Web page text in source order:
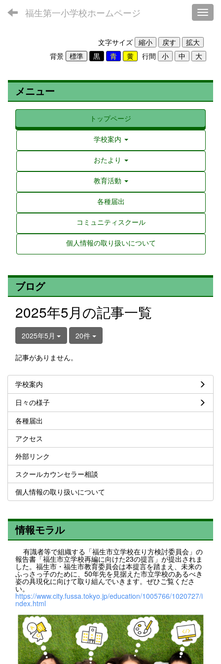
福生第一小学校ホームページ
文字サイズ
背景
行間
メニュー
トップページ
学校案内
おたより
教育活動
各種届出
コミュニティスクール
個人情報の取り扱いについて
ブログ
2025年5月の記事一覧
2025年5月 20件
記事がありません。
学校案内
日々の様子
各種届出
アクセス
外部リンク
スクールカウンセラー相談
個人情報の取り扱いについて
情報モラル
有識者等で組織する「福生市立学校在り方検討委員会」の
報告書「福生市立学校再編に向けた23の提言」が提出されま
した。福生市・福生市教育委員会は本提言を踏まえ、未来の
ふっさっ子のために、50年先を見据えた市立学校のあるべき
姿の具現化に向けて取り組んでいきます。ぜひご覧くださ
い。
https://www.city.fussa.tokyo.jp/education/1005766/1020727/i
ndex.html